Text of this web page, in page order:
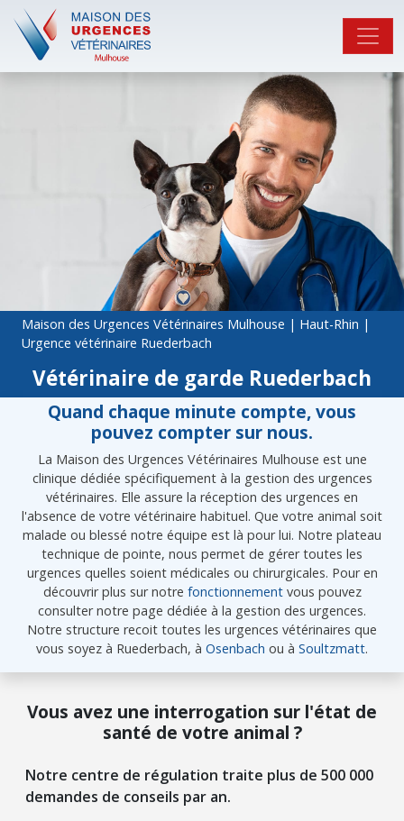
Maison des Urgences Vétérinaires Mulhouse | Haut-Rhin |
Urgence vétérinaire Ruederbach
Vétérinaire de garde Ruederbach
Quand chaque minute compte, vous
pouvez compter sur nous.
La Maison des Urgences Vétérinaires Mulhouse est une
clinique dédiée spécifiquement à la gestion des urgences
vétérinaires. Elle assure la réception des urgences en
l'absence de votre vétérinaire habituel. Que votre animal soit
malade ou blessé notre équipe est là pour lui. Notre plateau
technique de pointe, nous permet de gérer toutes les
urgences quelles soient médicales ou chirurgicales. Pour en
découvrir plus sur notre fonctionnementvous pouvez
consulter notre page dédiée à la gestion des urgences.
Notre structure recoit toutes les urgences vétérinaires que
vous soyez à Ruederbach, à Osenbach ou à Soultzmatt.
Vous avez une interrogation sur l'état de
santé de votre animal ?
Notre centre de régulation traite plus de 500 000
demandes de conseils par an.